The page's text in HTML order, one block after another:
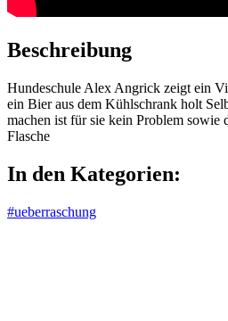
Beschreibung
Hundeschule Alex Angrick zeigt ein
ein Bier aus dem Kühlschrank holt
machen ist für sie kein Problem sowie
Flasche
In den Kategorien:
#ueberraschung